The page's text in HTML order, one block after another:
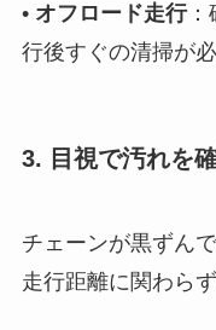
• オフロード走行：
行後すぐの清掃が
3. 目視で汚れを
チェーンが黒ずん
走行距離に関わら